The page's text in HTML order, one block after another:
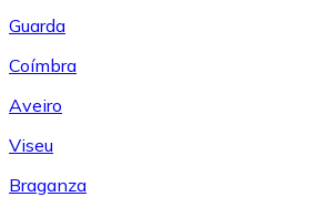
Guarda
Coímbra
Aveiro
Viseu
Braganza